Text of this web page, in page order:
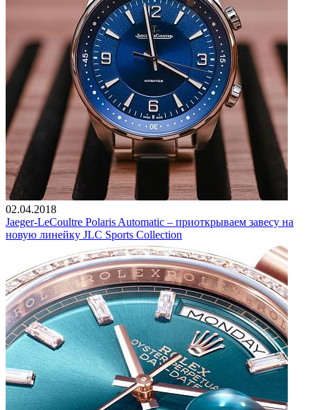
02.04.2018
Jaeger-LeCoultre Polaris Automatic – приоткрываем завесу на
новую линейку JLC Sports Collection